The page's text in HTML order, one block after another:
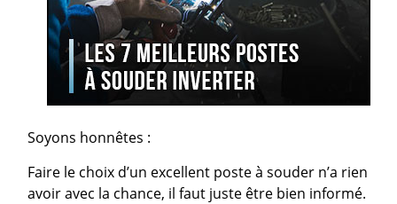
Soyons honnêtes :
Faire le choix d’un excellent poste à souder n’a rien
avoir avec la chance, il faut juste être bien informé.